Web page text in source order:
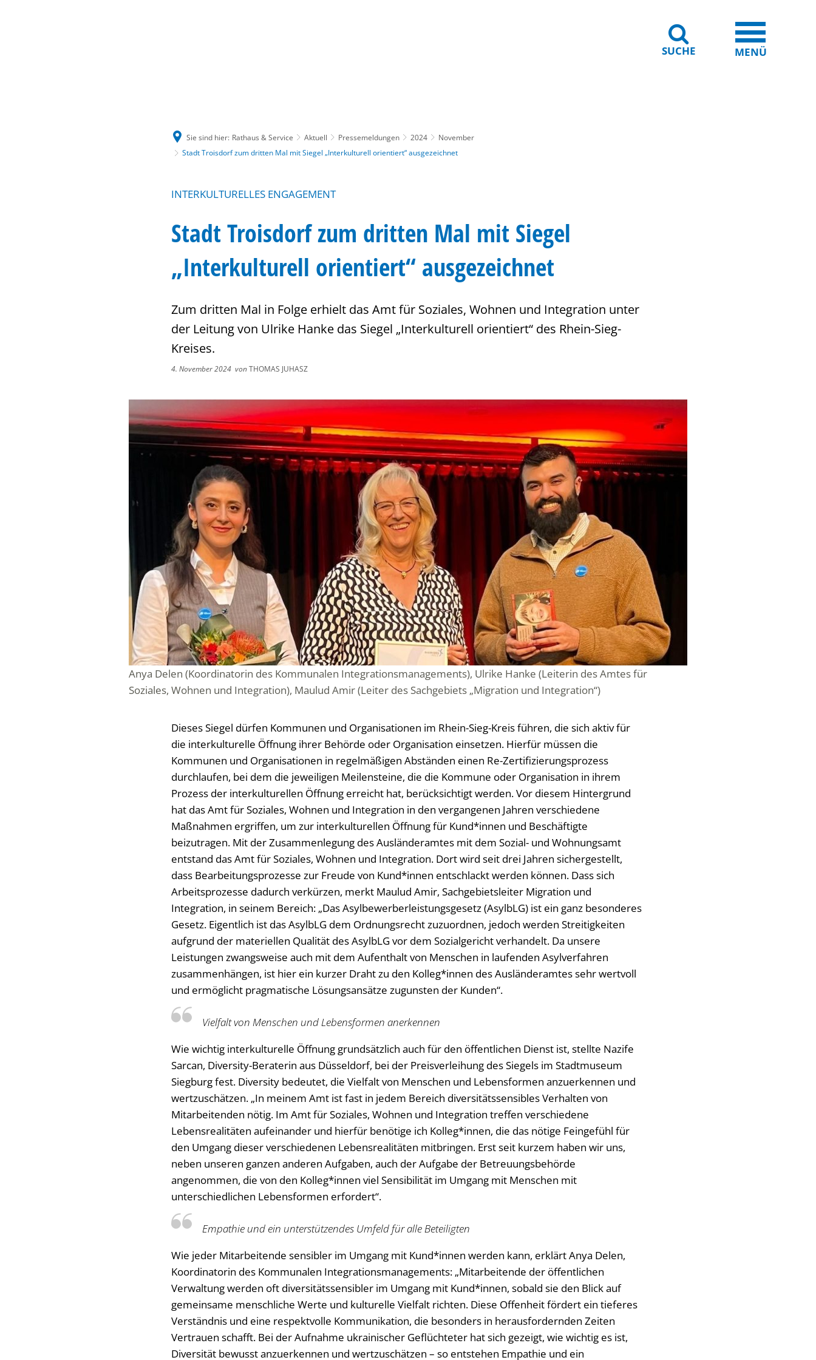
SUCHE MENÜ
Sie sind hier: Rathaus & Service Aktuell Pressemeldungen 2024
November
Stadt Troisdorf zum dritten Mal mit Siegel „Interkulturell orientiert“ ausgezeichnet
INTERKULTURELLES ENGAGEMENT
Stadt Troisdorf zum dritten Mal mit Siegel
„Interkulturell orientiert“ ausgezeichnet
Zum dritten Mal in Folge erhielt das Amt für Soziales, Wohnen und Integration unter
der Leitung von Ulrike Hanke das Siegel „Interkulturell orientiert“ des Rhein-Sieg-
Kreises.
4. November 2024 vonTHOMAS JUHASZ
Anya Delen (Koordinatorin des Kommunalen Integrationsmanagements), Ulrike Hanke (Leiterin des Amtes für
Soziales, Wohnen und Integration), Maulud Amir (Leiter des Sachgebiets „Migration und Integration“)
Dieses Siegel dürfen Kommunen und Organisationen im Rhein-Sieg-Kreis führen, die sich aktiv für
die interkulturelle Öffnung ihrer Behörde oder Organisation einsetzen. Hierfür müssen die
Kommunen und Organisationen in regelmäßigen Abständen einen Re-Zertifizierungsprozess
durchlaufen, bei dem die jeweiligen Meilensteine, die die Kommune oder Organisation in ihrem
Prozess der interkulturellen Öffnung erreicht hat, berücksichtigt werden. Vor diesem Hintergrund
hat das Amt für Soziales, Wohnen und Integration in den vergangenen Jahren verschiedene
Maßnahmen ergriffen, um zur interkulturellen Öffnung für Kund*innen und Beschäftigte
beizutragen. Mit der Zusammenlegung des Ausländeramtes mit dem Sozial- und Wohnungsamt
entstand das Amt für Soziales, Wohnen und Integration. Dort wird seit drei Jahren sichergestellt,
dass Bearbeitungsprozesse zur Freude von Kund*innen entschlackt werden können. Dass sich
Arbeitsprozesse dadurch verkürzen, merkt Maulud Amir, Sachgebietsleiter Migration und
Integration, in seinem Bereich: „Das Asylbewerberleistungsgesetz (AsylbLG) ist ein ganz besonderes
Gesetz. Eigentlich ist das AsylbLG dem Ordnungsrecht zuzuordnen, jedoch werden Streitigkeiten
aufgrund der materiellen Qualität des AsylbLG vor dem Sozialgericht verhandelt. Da unsere
Leistungen zwangsweise auch mit dem Aufenthalt von Menschen in laufenden Asylverfahren
zusammenhängen, ist hier ein kurzer Draht zu den Kolleg*innen des Ausländeramtes sehr wertvoll
und ermöglicht pragmatische Lösungsansätze zugunsten der Kunden“.
Vielfalt von Menschen und Lebensformen anerkennen
Wie wichtig interkulturelle Öffnung grundsätzlich auch für den öffentlichen Dienst ist, stellte Nazife
Sarcan, Diversity-Beraterin aus Düsseldorf, bei der Preisverleihung des Siegels im Stadtmuseum
Siegburg fest. Diversity bedeutet, die Vielfalt von Menschen und Lebensformen anzuerkennen und
wertzuschätzen. „In meinem Amt ist fast in jedem Bereich diversitätssensibles Verhalten von
Mitarbeitenden nötig. Im Amt für Soziales, Wohnen und Integration treffen verschiedene
Lebensrealitäten aufeinander und hierfür benötige ich Kolleg*innen, die das nötige Feingefühl für
den Umgang dieser verschiedenen Lebensrealitäten mitbringen. Erst seit kurzem haben wir uns,
neben unseren ganzen anderen Aufgaben, auch der Aufgabe der Betreuungsbehörde
angenommen, die von den Kolleg*innen viel Sensibilität im Umgang mit Menschen mit
unterschiedlichen Lebensformen erfordert“.
Empathie und ein unterstützendes Umfeld für alle Beteiligten
Wie jeder Mitarbeitende sensibler im Umgang mit Kund*innen werden kann, erklärt Anya Delen,
Koordinatorin des Kommunalen Integrationsmanagements: „Mitarbeitende der öffentlichen
Verwaltung werden oft diversitätssensibler im Umgang mit Kund*innen, sobald sie den Blick auf
gemeinsame menschliche Werte und kulturelle Vielfalt richten. Diese Offenheit fördert ein tieferes
Verständnis und eine respektvolle Kommunikation, die besonders in herausfordernden Zeiten
Vertrauen schafft. Bei der Aufnahme ukrainischer Geflüchteter hat sich gezeigt, wie wichtig es ist,
Diversität bewusst anzuerkennen und wertzuschätzen – so entstehen Empathie und ein